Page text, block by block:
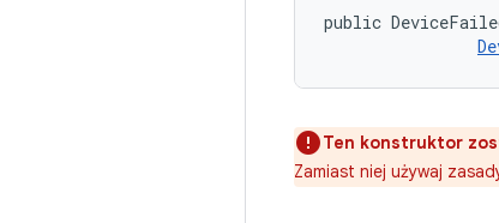
public
Ten konstruktor
Zamiast niej używaj